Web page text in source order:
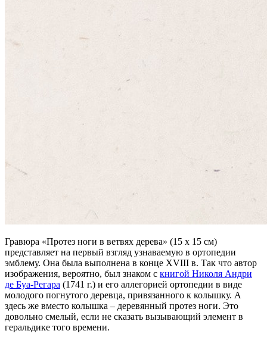
Гравюра «Протез ноги в ветвях дерева» (15 х 15 см)
представляет на первый взгляд узнаваемую в ортопедии
эмблему. Она была выполнена в конце XVIII в. Так что автор
изображения, вероятно, был знаком с книгой Николя Андри
де Буа-Регара (1741 г.) и его аллегорией ортопедии в виде
молодого погнутого деревца, привязанного к колышку. А
здесь же вместо колышка – деревянный протез ноги. Это
довольно смелый, если не сказать вызывающий элемент в
геральдике того времени.